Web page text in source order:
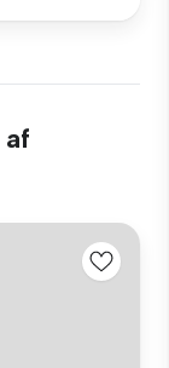
af